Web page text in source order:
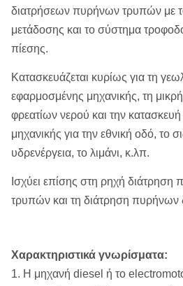
διατρήσεων πυρήνων τρυπών με
μετάδοσης και το σύστημα
πίεσης.
Κατασκευάζεται κυρίως για τη
εφαρμοσμένης μηχανικής, τη
φρεατίων νερού και την
μηχανικής για την εθνική οδό, το
υδρενέργεια, το λιμάνι, κ.λπ.
Ισχύει επίσης στη ρηχή
τρυπών και τη διάτρηση πυρήνων
Χαρακτηριστικά γνωρίσματα:
1. Η μηχανή diesel ή το